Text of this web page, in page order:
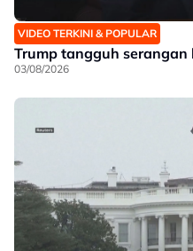
VIDEO TERKINI & POPULAR
Trump tangguh
03/08/2026